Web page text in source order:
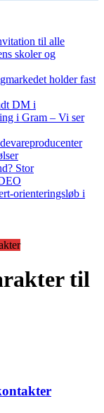
til alle
skoler og
holder fast
DM i
i Gram – Vi ser
Stor
orienteringsløb i
til